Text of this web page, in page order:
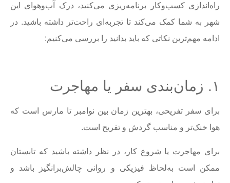
راه‌اندازی کسب‌وکار برنامه‌ریزی می‌کنید، درک آب‌وهوای این
شهر به شما کمک می‌کند تا تجربه‌ای راحت‌تر داشته باشید. در
ادامه مهم‌ترین نکاتی که باید بدانید را بررسی می‌کنیم:
۱. زمان‌بندی سفر یا مهاجرت
برای سفر تفریحی، بهترین زمان بین نوامبر تا مارس است که
هوا خنک‌تر و مناسب گردش و تفریح است.
برای مهاجرت یا شروع کار، در نظر داشته باشید که تابستان
ممکن است به‌لحاظ فیزیکی و روانی چالش‌برانگیز باشد و